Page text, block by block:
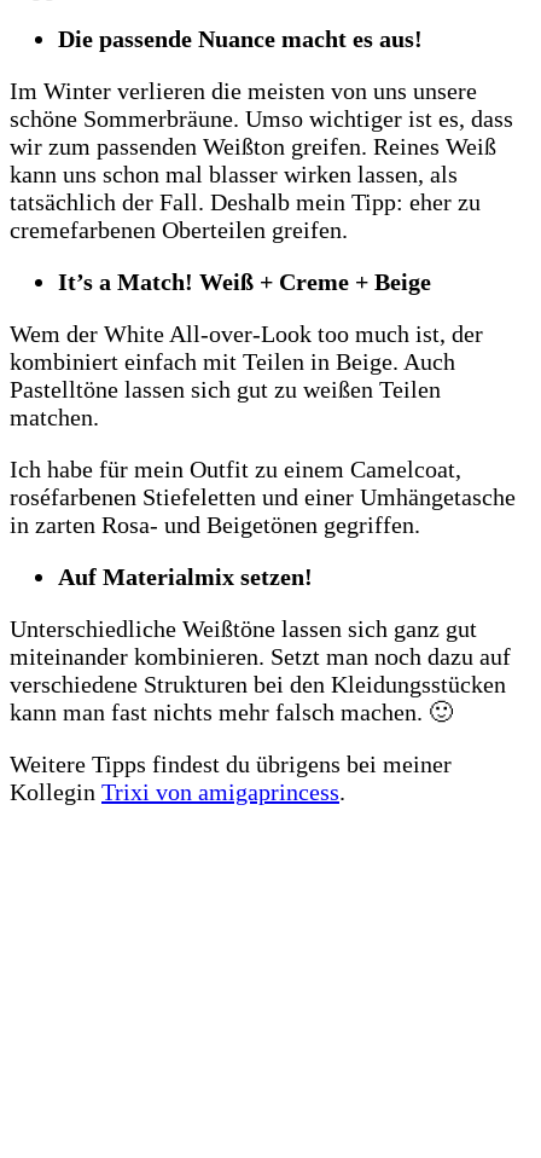
Die passende Nuance macht es aus!
Im Winter verlieren die meisten von uns unsere
schöne Sommerbräune. Umso wichtiger ist es, dass
wir zum passenden Weißton greifen. Reines Weiß
kann uns schon mal blasser wirken lassen, als
tatsächlich der Fall. Deshalb mein Tipp: eher zu
cremefarbenen Oberteilen greifen.
It’s a Match! Weiß + Creme + Beige
Wem der White All-over-Look too much ist, der
kombiniert einfach mit Teilen in Beige. Auch
Pastelltöne lassen sich gut zu weißen Teilen
matchen.
Ich habe für mein Outfit zu einem Camelcoat,
roséfarbenen Stiefeletten und einer Umhängetasche
in zarten Rosa- und Beigetönen gegriffen.
Auf Materialmix setzen!
Unterschiedliche Weißtöne lassen sich ganz gut
miteinander kombinieren. Setzt man noch dazu auf
verschiedene Strukturen bei den Kleidungsstücken
kann man fast nichts mehr falsch machen. 🙂
Weitere Tipps findest du übrigens bei meiner
Kollegin Trixi von amigaprincess.